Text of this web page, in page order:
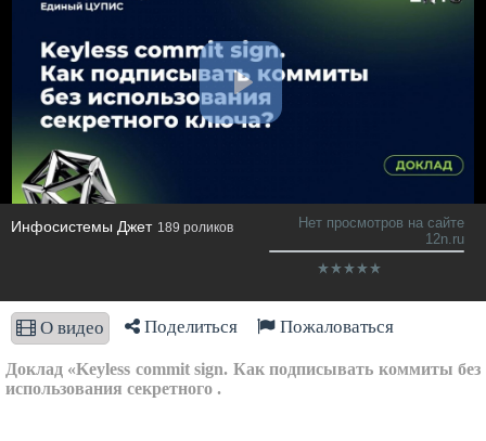
Инфосистемы Джет 189 роликов
Нет просмотров на сайте
12n.ru
О видео Поделиться Пожаловаться
Доклад «Keyless commit sign. Как подписывать коммиты без
использования секретного .